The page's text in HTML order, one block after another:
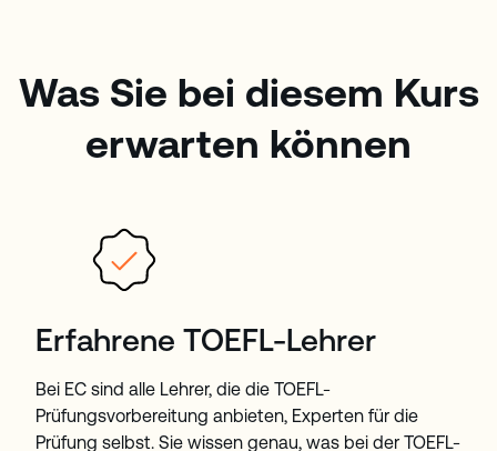
Was Sie bei diesem Kurs
erwarten können
Erfahrene TOEFL-Lehrer
Bei EC sind alle Lehrer, die die TOEFL-
Prüfungsvorbereitung anbieten, Experten für die
Prüfung selbst. Sie wissen genau, was bei der TOEFL-